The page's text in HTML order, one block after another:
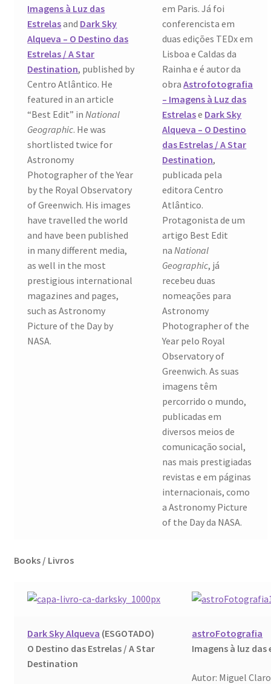
Ana Dias – Uma viagem ao mundo Playboy
Ana Manuel Mestre vence Maratona Fotográfica Fnac
Évora
Cabo Mondego
Encontros da Imagem
Enlaçando o Douro…
Fashion on movement
Flores em ponto Macro / Macro Spot Flowers
Fotograficamente
FRAME.IT
Génesis
LISBOA AINDA – Olhares sobre a cidade em quarentena
Sentir a Ria
Imagens à Luz das
Estrelasand Dark Sky
Alqueva – O Destino das
Estrelas / A Star
Destination, published by
Centro Atlântico. He
featured in an article
“Best Edit” in National
Geographic. He was
shortlisted twice for
Astronomy
Photographer of the Year
by the Royal Observatory
of Greenwich. His images
have travelled the world
and have been published
in many different media,
as well in the most
prestigious international
magazines and pages,
such as Astronomy
Picture of the Day by
NASA.
em Paris. Já foi
conferencista em
duas edições TEDx em
Lisboa e Caldas da
Rainha e é autor da
obraAstrofotografia
– Imagens à Luz das
Estrelase Dark Sky
Alqueva – O Destino
das Estrelas / A Star
Destination,
publicada pela
editora Centro
Atlântico.
Protagonista de um
artigo Best Edit
na National
Geographic, já
recebeu duas
nomeações para
Astronomy
Photographer of the
Year pelo Royal
Observatory of
Greenwich. As suas
imagens têm
percorrido o mundo,
publicadas em
diversos meios de
comunicação social,
nas mais prestigiadas
revistas e em páginas
internacionais, como
a Astronomy Picture
of the Day da NASA.
Books / Livros
Dark Sky Alqueva (ESGOTADO)
O Destino das Estrelas / A Star
Destination
astroFotografia
Imagens à luz das
Autor: Miguel Claro